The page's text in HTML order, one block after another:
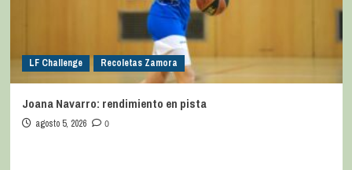
LF Challenge Recoletas Zamora
Joana Navarro: rendimiento en pista
agosto 5, 2026 0